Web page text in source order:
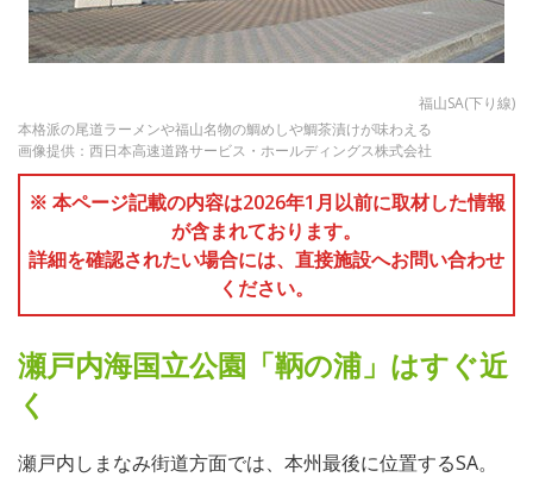
福山SA(下り線)
本格派の尾道ラーメンや福山名物の鯛めしや鯛茶漬けが味わえる
画像提供：西日本高速道路サービス・ホールディングス株式会社
※ 本ページ記載の内容は2026年1月以前に取材した情報
が含まれております。
詳細を確認されたい場合には、直接施設へお問い合わせ
ください。
瀬戸内海国立公園「鞆の浦」はすぐ近
く
瀬戸内しまなみ街道方面では、本州最後に位置するSA。